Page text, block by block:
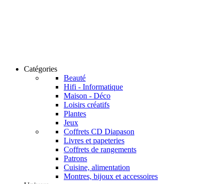
Catégories
Beauté
Hifi - Informatique
Maison - Déco
Loisirs créatifs
Plantes
Jeux
Coffrets CD Diapason
Livres et papeteries
Coffrets de rangements
Patrons
Cuisine, alimentation
Montres, bijoux et accessoires